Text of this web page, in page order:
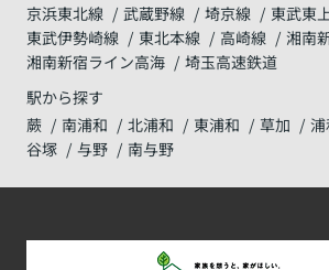
京浜東北線
武蔵野線 埼京線
東武東
東武伊勢崎線
東北本線 高崎線
湘南
湘南新宿ライン高海
埼玉高速鉄道
駅から探す
蕨
南浦和 北浦和 東浦和 草加
谷塚
与野 南与野